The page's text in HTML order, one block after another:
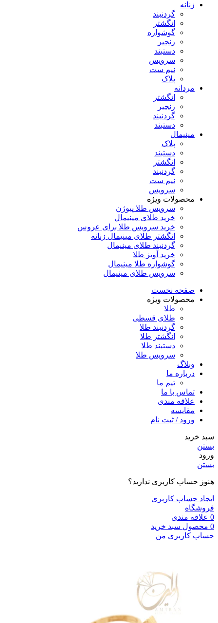
زنانه
گردنبند
انگشتر
گوشواره
زنجیر
دستبند
سرویس
نیم ست
پلاک
مردانه
انگشتر
زنجیر
گردنبند
دستبند
مینیمال
پلاک
دستبند
انگشتر
گردنبند
نیم ست
سرویس
محصولات ویژه
سرویس طلا پیوژن
خرید طلای مینیمال
خرید سرویس طلا برای عروس
انگشتر طلای مینیمال زنانه
گردنبند طلای مینیمال
خرید آویز طلا
گوشواره طلا مینیمال
سرویس طلای مینیمال
صفحه نخست
محصولات ویژه
طلا
طلای قسطی
گردنبند طلا
انگشتر طلا
دستبند طلا
سرویس طلا
وبلاگ
درباره ما
تیم ما
تماس با ما
علاقه مندی
مقایسه
ورود / ثبت نام
سبد خرید
بستن
ورود
بستن
هنوز حساب کاربری ندارید؟
ایجاد حساب کاربری
فروشگاه
0 علاقه مندی
0 محصول سبد خرید
حساب کاربری من